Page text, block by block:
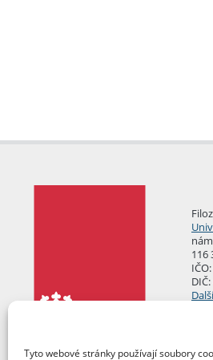
Tyto webové stránky používají soubory
116